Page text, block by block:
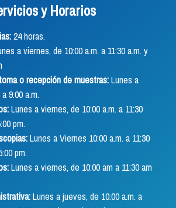
y Horarios
24 horas.
a viernes, de 10:00 a.m. a 11:30 a.m. y
o recepción de muestras:Lunes a
9:00 a.m.
Lunes a viernes, de 10:00 a.m. a 11:30
pm.
Lunes a Viernes 10:00 a.m. a 11:30
pm.
Lunes a viernes, de 10:00 am a 11:30 am
Lunes a jueves, de 10:00 a.m. a